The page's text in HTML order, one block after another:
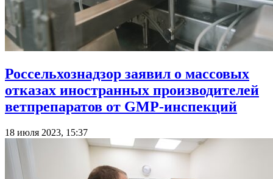
Россельхознадзор заявил о массовых
отказах иностранных производителей
ветпрепаратов от GMP-инспекций
18 июля 2023, 15:37